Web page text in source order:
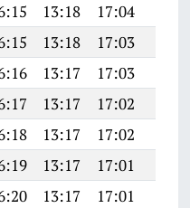
13:18 17:04
13:18 17:03
13:17 17:03
13:17 17:02
13:17 17:02
13:17 17:01
13:17 17:01